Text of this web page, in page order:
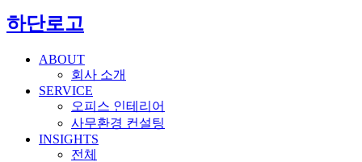
하단로고
ABOUT
회사 소개
SERVICE
오피스 인테리어
사무환경 컨설팅
INSIGHTS
전체